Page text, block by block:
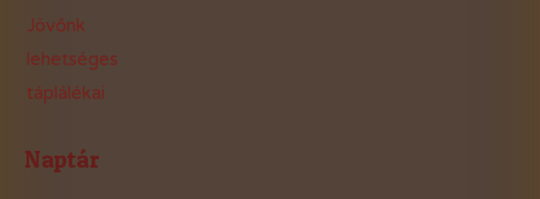
Jövőnk
lehetséges
táplálékai
Naptár